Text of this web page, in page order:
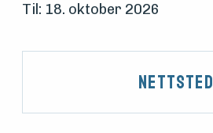
Til: 18. oktober 2026
Nettsted